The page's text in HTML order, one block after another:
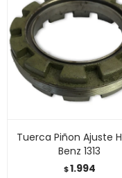
Tuerca Piñon Ajuste
Benz 1313
$1.994